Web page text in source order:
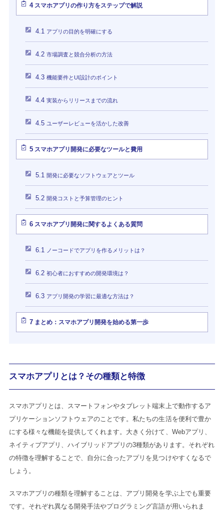
4スマホアプリの作り方をステップで解説
4.1 アプリの目的を明確にする
4.2 市場調査と競合分析の方法
4.3 機能要件とUI設計のポイント
4.4 実装からリリースまでの流れ
4.5 ユーザーレビューを活かした改善
5スマホアプリ開発に必要なツールと費用
5.1 開発に必要なソフトウェアとツール
5.2 開発コストと予算管理のヒント
6スマホアプリ開発に関するよくある質問
6.1 ノーコードでアプリを作るメリットは？
6.2 初心者におすすめの開発環境は？
6.3 アプリ開発の学習に最適な方法は？
7まとめ：スマホアプリ開発を始める第一歩
スマホアプリとは？その種類と特徴
スマホアプリとは、スマートフォンやタブレット端末上で動作するア
プリケーションソフトウェアのことです。私たちの生活を便利で豊か
にする様々な機能を提供してくれます。大きく分けて、Webアプリ、
ネイティブアプリ、ハイブリッドアプリの3種類があります。それぞれ
の特徴を理解することで、自分に合ったアプリを見つけやすくなるで
しょう。
スマホアプリの種類を理解することは、アプリ開発を学ぶ上でも重要
です。それぞれ異なる開発手法やプログラミング言語が用いられま